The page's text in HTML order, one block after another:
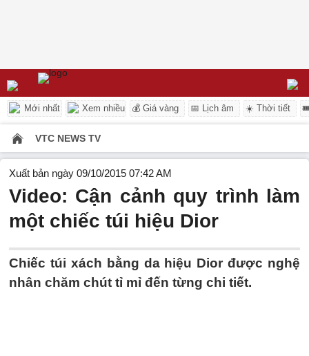
Mới nhất Xem nhiều 💰 Giá vàng 📅 Lịch âm ☀️ Thời tiết
VTC NEWS TV
Xuất bản ngày 09/10/2015 07:42 AM
Video: Cận cảnh quy trình làm
một chiếc túi hiệu Dior
Chiếc túi xách bằng da hiệu Dior được nghệ
nhân chăm chút tỉ mỉ đến từng chi tiết.